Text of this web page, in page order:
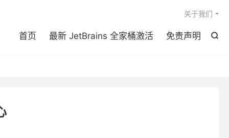

首页 最新 JetBrains 全家桶激活 免责声明
关于我们